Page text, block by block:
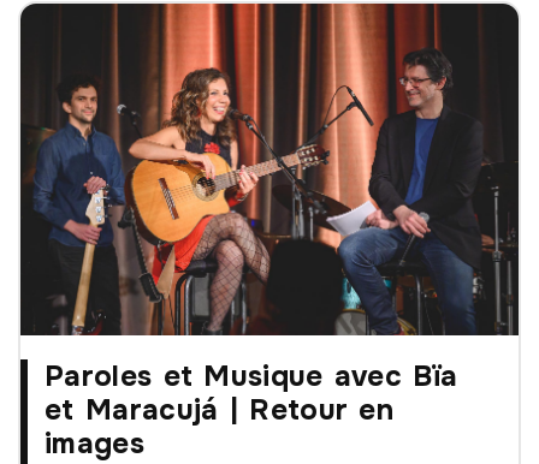
Paroles et Musique avec Bïa
et Maracujá | Retour en
images